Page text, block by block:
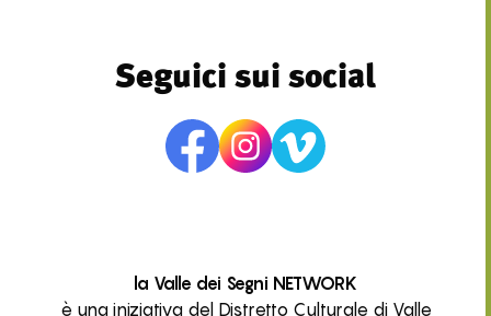
Seguici sui social
la Valle dei Segni NETWORK
è una iniziativa del Distretto Culturale di Valle